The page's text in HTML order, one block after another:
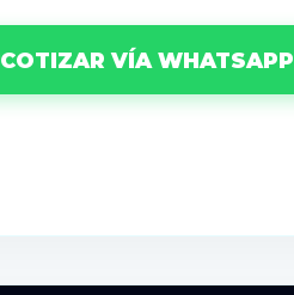
COTIZAR VÍA WHATSAPP